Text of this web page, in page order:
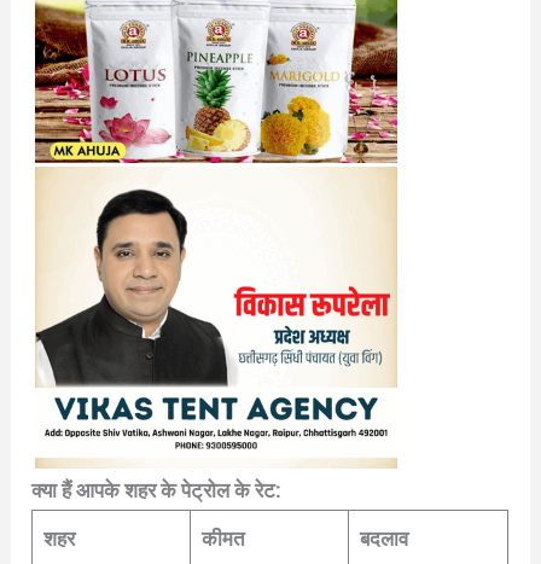
क्या हैं आपके शहर के पेट्रोल के रेट:
शहर
कीमत बदलाव